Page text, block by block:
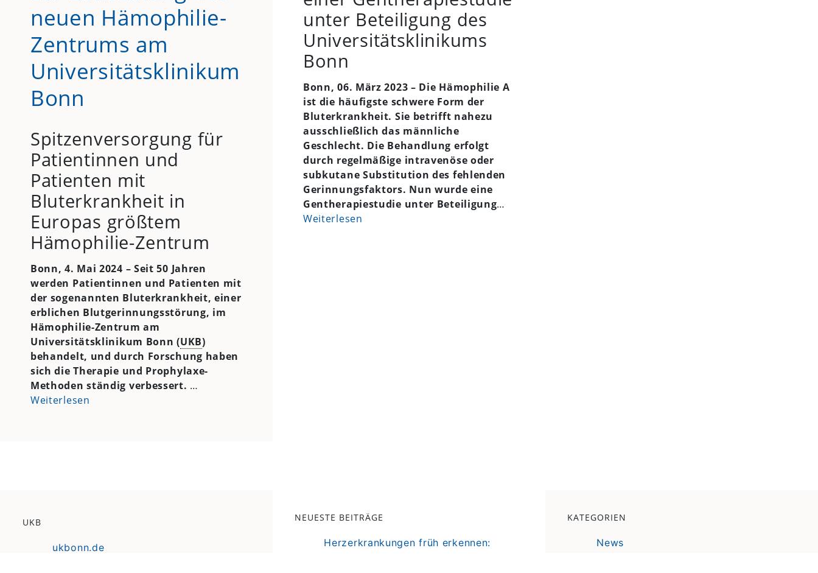
neuen Hämophilie-
Zentrums am
Universitätsklinikum
Bonn
Spitzenversorgung für
Patientinnen und
Patienten mit
Bluterkrankheit in
Europas größtem
Hämophilie-Zentrum
Bonn, 4. Mai 2024 – Seit 50 Jahren
werden Patientinnen und Patienten mit
der sogenannten Bluterkrankheit, einer
erblichen Blutgerinnungsstörung, im
Hämophilie-Zentrum am
Universitätsklinikum Bonn (UKB)
behandelt, und durch Forschung haben
sich die Therapie und Prophylaxe-
Methoden ständig verbessert. …
Weiterlesen
unter Beteiligung des
Universitätsklinikums
Bonn
Bonn, 06. März 2023 – Die Hämophilie A
ist die häufigste schwere Form der
Bluterkrankheit. Sie betrifft nahezu
ausschließlich das männliche
Geschlecht. Die Behandlung erfolgt
durch regelmäßige intravenöse oder
subkutane Substitution des fehlenden
Gerinnungsfaktors. Nun wurde eine
Gentherapiestudie unter Beteiligung…
Weiterlesen
UKB
ukbonn.de
NEUESTE BEITRÄGE
Herzerkrankungen früh erkennen:
KATEGORIEN
News